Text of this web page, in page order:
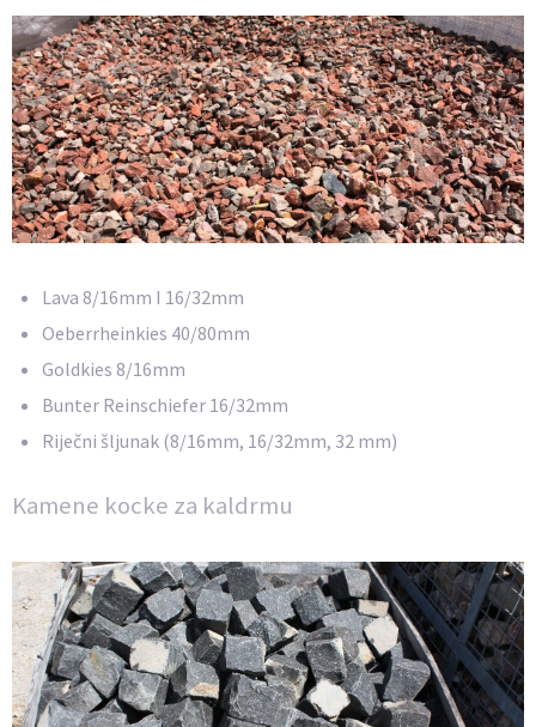
Lava 8/16mm I 16/32mm
Oeberrheinkies 40/80mm
Goldkies 8/16mm
Bunter Reinschiefer 16/32mm
Riječni šljunak (8/16mm, 16/32mm, 32 mm)
Kamene kocke za kaldrmu